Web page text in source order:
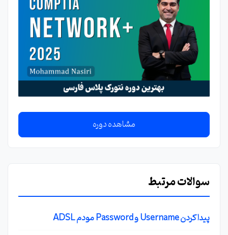
مشاهده دوره
سوالات مرتبط
پیدا کردن Username و Password مودم ADSL